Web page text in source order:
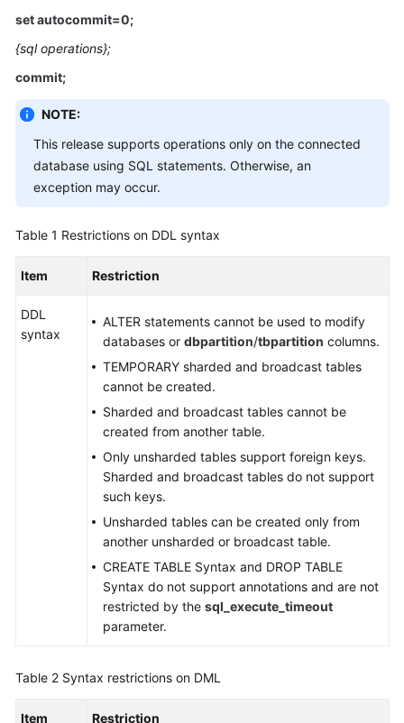
Guide
Reference
SDK
Reference
Practices
Performance
Paper
Documents
Service
set autocommit=0;
{sql operations};
commit;
NOTE:
This release supports operations only on the connected
database using SQL statements. Otherwise, an
exception may occur.
Table 1 Restrictions on DDL syntax
Item Restriction
DDL
syntax
ALTER statements cannot be used to modify
databases or dbpartition/tbpartition columns.
TEMPORARY sharded and broadcast tables
cannot be created.
Sharded and broadcast tables cannot be
created from another table.
Only unsharded tables support foreign keys.
Sharded and broadcast tables do not support
such keys.
Unsharded tables can be created only from
another unsharded or broadcast table.
CREATE TABLE Syntax and DROP TABLE
Syntax do not support annotations and are not
restricted by the sql_execute_timeout
parameter.
Table 2 Syntax restrictions on DML
Item Restriction